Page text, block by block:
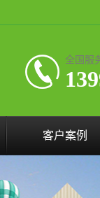
全国服
客户案例